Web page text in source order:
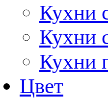
Кухни
Кухни
Кухни
Цвет